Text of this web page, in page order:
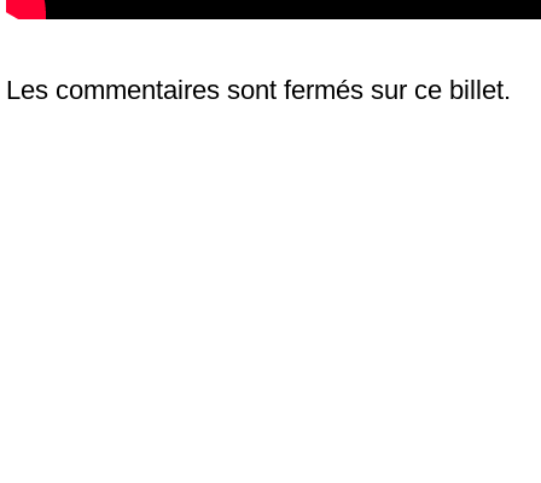
Les commentaires sont fermés sur ce billet.